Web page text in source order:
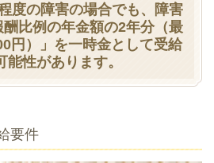
度の障害の場合でも、障害
比例の年金額の2年分（最
円）」を一時金として受給
能性があります。
要件